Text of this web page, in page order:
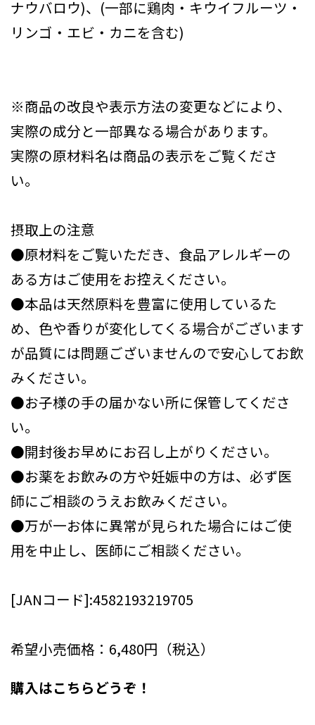
ナウバロウ)、(一部に鶏肉・キウイフルーツ・
リンゴ・エビ・カニを含む)
※商品の改良や表示方法の変更などにより、
実際の成分と一部異なる場合があります。
実際の原材料名は商品の表示をご覧くださ
い。
摂取上の注意
●原材料をご覧いただき、食品アレルギーの
ある方はご使用をお控えください。
●本品は天然原料を豊富に使用しているた
め、色や香りが変化してくる場合がございます
が品質には問題ございませんので安心してお飲
みください。
●お子様の手の届かない所に保管してくださ
い。
●開封後お早めにお召し上がりください。
●お薬をお飲みの方や妊娠中の方は、必ず医
師にご相談のうえお飲みください。
●万が一お体に異常が見られた場合にはご使
用を中止し、医師にご相談ください。
[JANコード]:4582193219705
希望小売価格：6,480円（税込）
購入はこちらどうぞ！